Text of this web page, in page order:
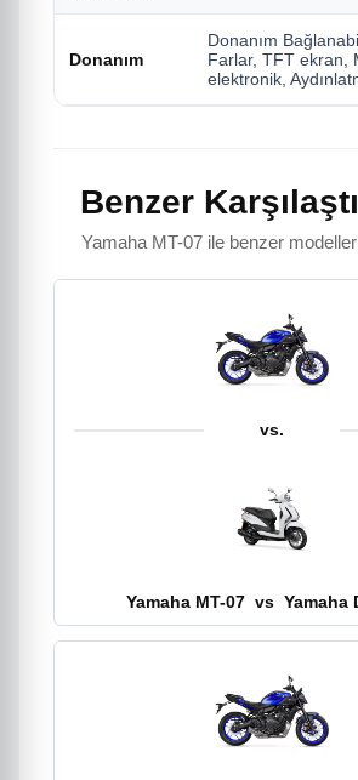
Donanım
Donanım
Farlar, TFT ekran,
elektronik,
Benzer
Yamaha MT-07 ile benzer modelleri
vs.
Yamaha MT-07 vs Yamaha